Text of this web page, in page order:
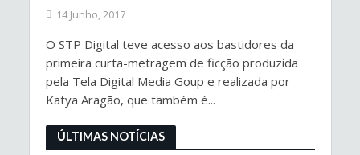
14 Junho, 2017
O STP Digital teve acesso aos bastidores da
primeira curta-metragem de ficção produzida
pela Tela Digital Media Goup e realizada por
Katya Aragão, que também é...
ÚLTIMAS NOTÍCIAS